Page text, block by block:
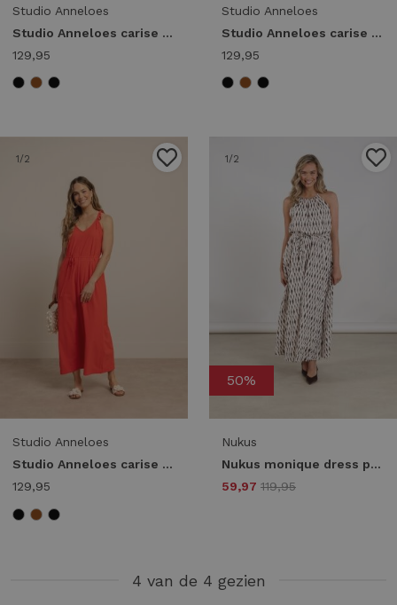
Studio Anneloes
Studio Anneloes carise dress 13817 Lange Jurken 9000 black
129,95
Studio Anneloes
Studio Anneloes carise dress 13817 Lange Jurken 8700 espresso
129,95
1/2
Studio Anneloes
Studio Anneloes carise dress 13817 Lange Jurken 2800 coral red
129,95
1/2
50%
Nukus
Nukus monique dress print nks14028 Lange Jurken 143 offwhite/fango
59,97 119,95
4 van de 4 gezien